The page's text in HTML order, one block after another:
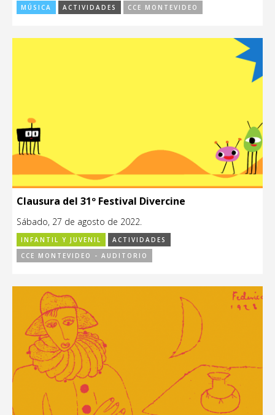
MÚSICA ACTIVIDADES CCE MONTEVIDEO
Clausura del 31º Festival Divercine
Sábado, 27 de agosto de 2022.
INFANTIL Y JUVENIL
ACTIVIDADES
CCE MONTEVIDEO - AUDITORIO